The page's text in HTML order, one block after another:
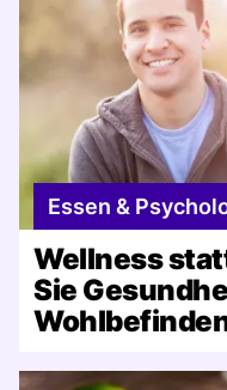
Essen &
Wellness
Sie